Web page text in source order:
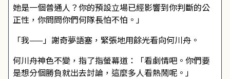
她是一個普通人？你的預設立場已經影響到你判斷的公
正性，你問問你們何隊長怕不怕。」
「我——」謝奇夢語塞，緊張地用餘光看向何川舟。
何川舟神色不變，指了指螢幕道：「看劇情吧。你們要
是想分個勝負就出去討論，這麼多人看熱鬧呢。」